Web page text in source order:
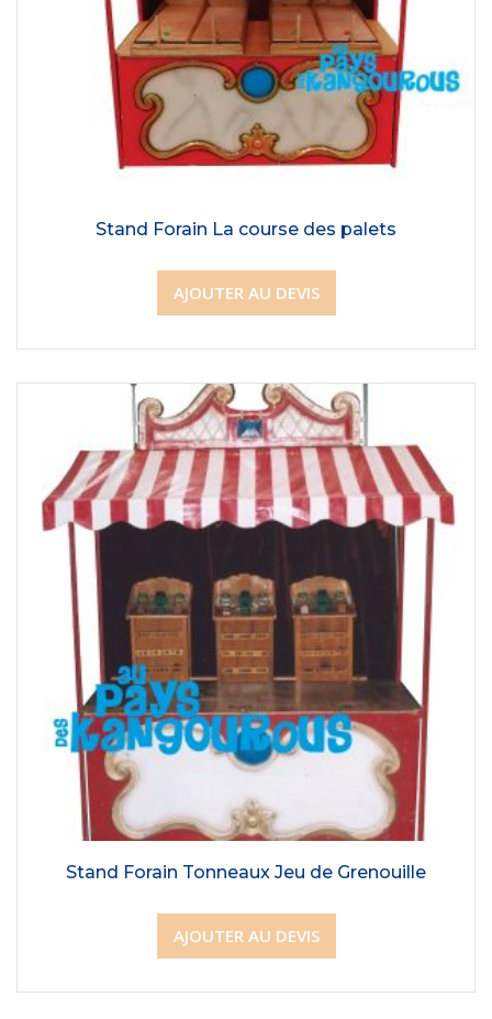
Stand Forain La course des palets
AJOUTER AU DEVIS
Stand Forain Tonneaux Jeu de Grenouille
AJOUTER AU DEVIS